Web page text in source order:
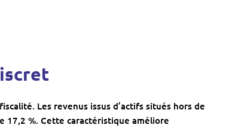
Les revenus issus d’actifs situés hors de
17,2 %. Cette caractéristique améliore